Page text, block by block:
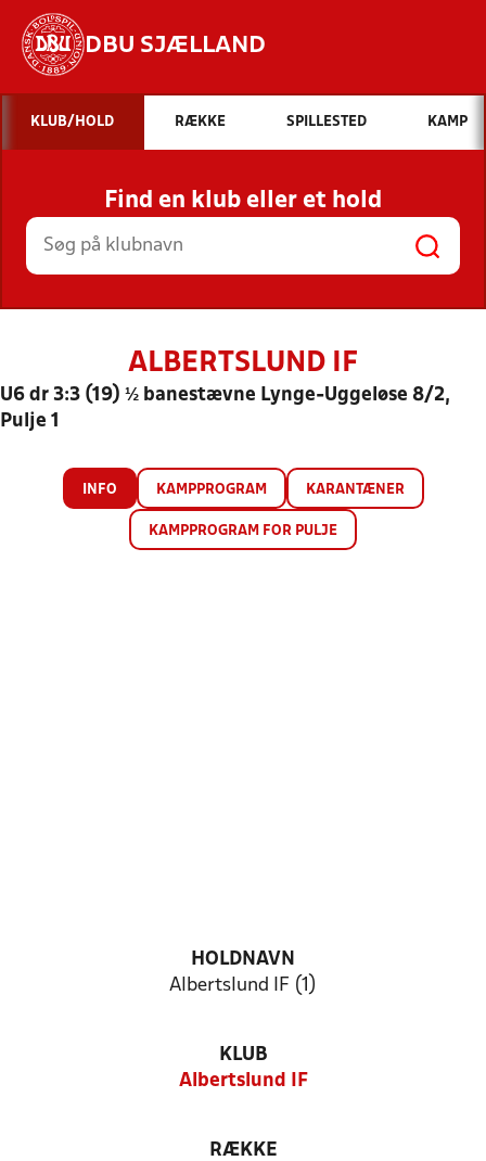
DBU SJÆLLAND
Hvad vil du søge efter?
INDHOLD OG NYHEDER
STILLINGER, RESULTATER, KLUBBER OG
HOLD
KLUB/HOLD RÆKKE SPILLESTED KAMP
Find en klub eller et hold
ALBERTSLUND IF
U6 dr 3:3 (19) ½ banestævne Lynge-Uggeløse 8/2,
Pulje 1
INFO KAMPPROGRAM KARANTÆNER
KAMPPROGRAM FOR PULJE
HOLDNAVN
Albertslund IF (1)
KLUB
Albertslund IF
RÆKKE